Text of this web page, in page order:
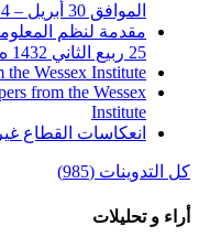
الموافق 30 أبريل – 4 مايو 2011 م
25 ربيع الثاني 1432 ه / 26 – 30 مارس 2011 م
Wessex Institute
from the Wessex
Institute‏
انعكاسات القطاع
كل التدوينات (985)
أراء و تحليلات